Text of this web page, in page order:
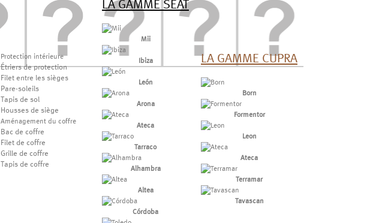
LA GAMME SEAT
Mii
Ibiza
León
Arona
Ateca
Tarraco
Alhambra
Altea
Córdoba
LA GAMME CUPRA
Born
Formentor
Leon
Ateca
Terramar
Tavascan
Protection intérieure
Étriers de protection
Filet entre les sièges
Pare-soleils
Tapis de sol
Housses de siège
Aménagement du coffre
Bac de coffre
Filet de coffre
Grille de coffre
Tapis de coffre